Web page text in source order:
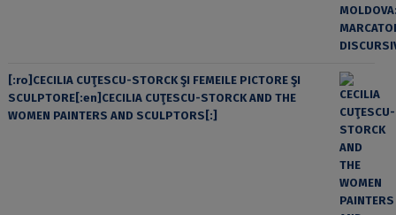
[:ro]CECILIA CUŢESCU-STORCK ŞI FEMEILE PICTORE ŞI
SCULPTORE[:en]CECILIA CUŢESCU-STORCK AND THE
WOMEN PAINTERS AND SCULPTORS[:]